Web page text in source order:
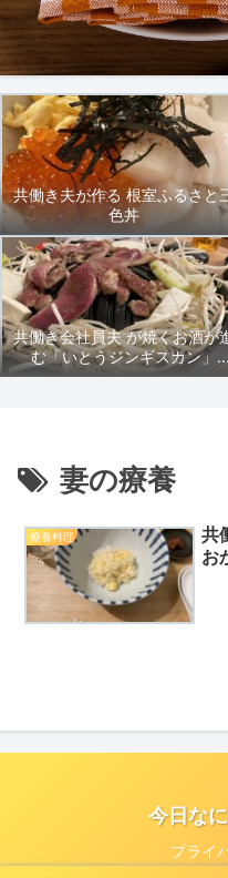
共働き夫が作る 根室ふるさと
色丼
共働き会社員夫 が焼くお酒が
む「いとうジンギスカン」
2024/9/27(金)晩ごはん
妻の療養
療養料理
共働
お
今日な
プライ